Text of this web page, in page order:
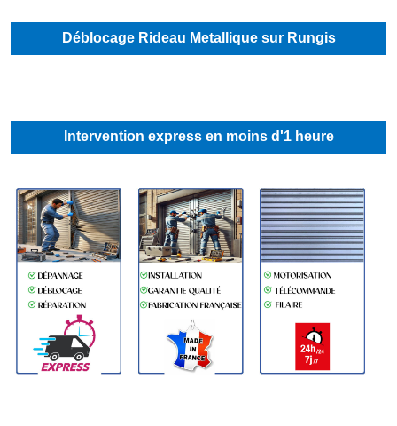
Déblocage Rideau Metallique sur Rungis
Intervention express en moins d'1 heure